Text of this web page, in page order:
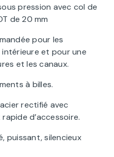
pression avec col de
de 20 mm
pour les
et pour une
et les canaux.
à billes.
rectifié avec
d’accessoire.
puissant, silencieux